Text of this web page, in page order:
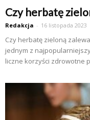
Czy herbatę
Redakcja - 16 listopada 2023
Czy herbatę zieloną
jednym z
liczne korzyści zdrowotne